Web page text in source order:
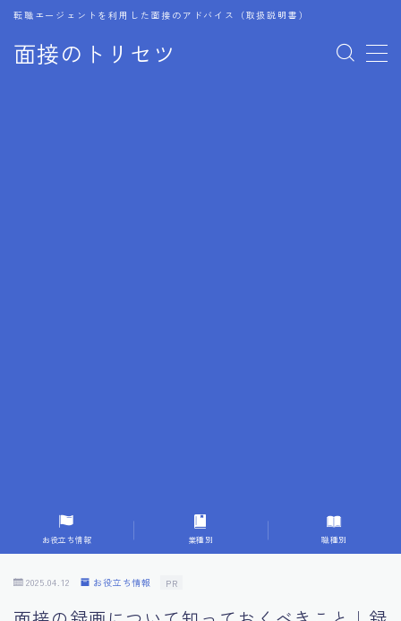
面接のトリセツ
転職エージェントを利用した面接のアドバイス（取扱説明書）
MENU
9.面接での落とし穴とその対策
10.フィードバックを活用する方法
お役立ち情報 業種別 職種別
2025.04.12 お役立ち情報 PR